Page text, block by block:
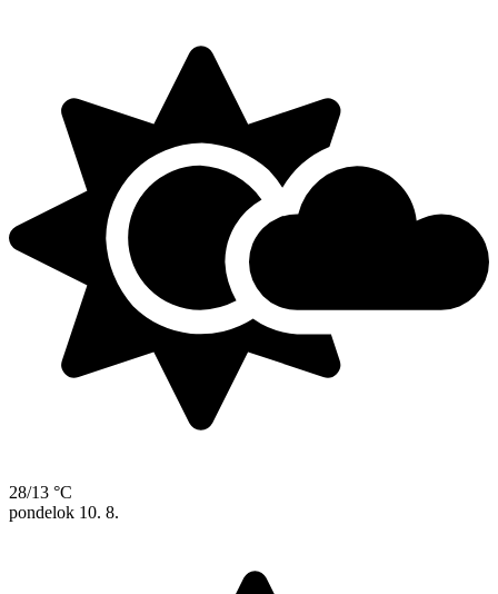
28/13 °C
pondelok 10. 8.